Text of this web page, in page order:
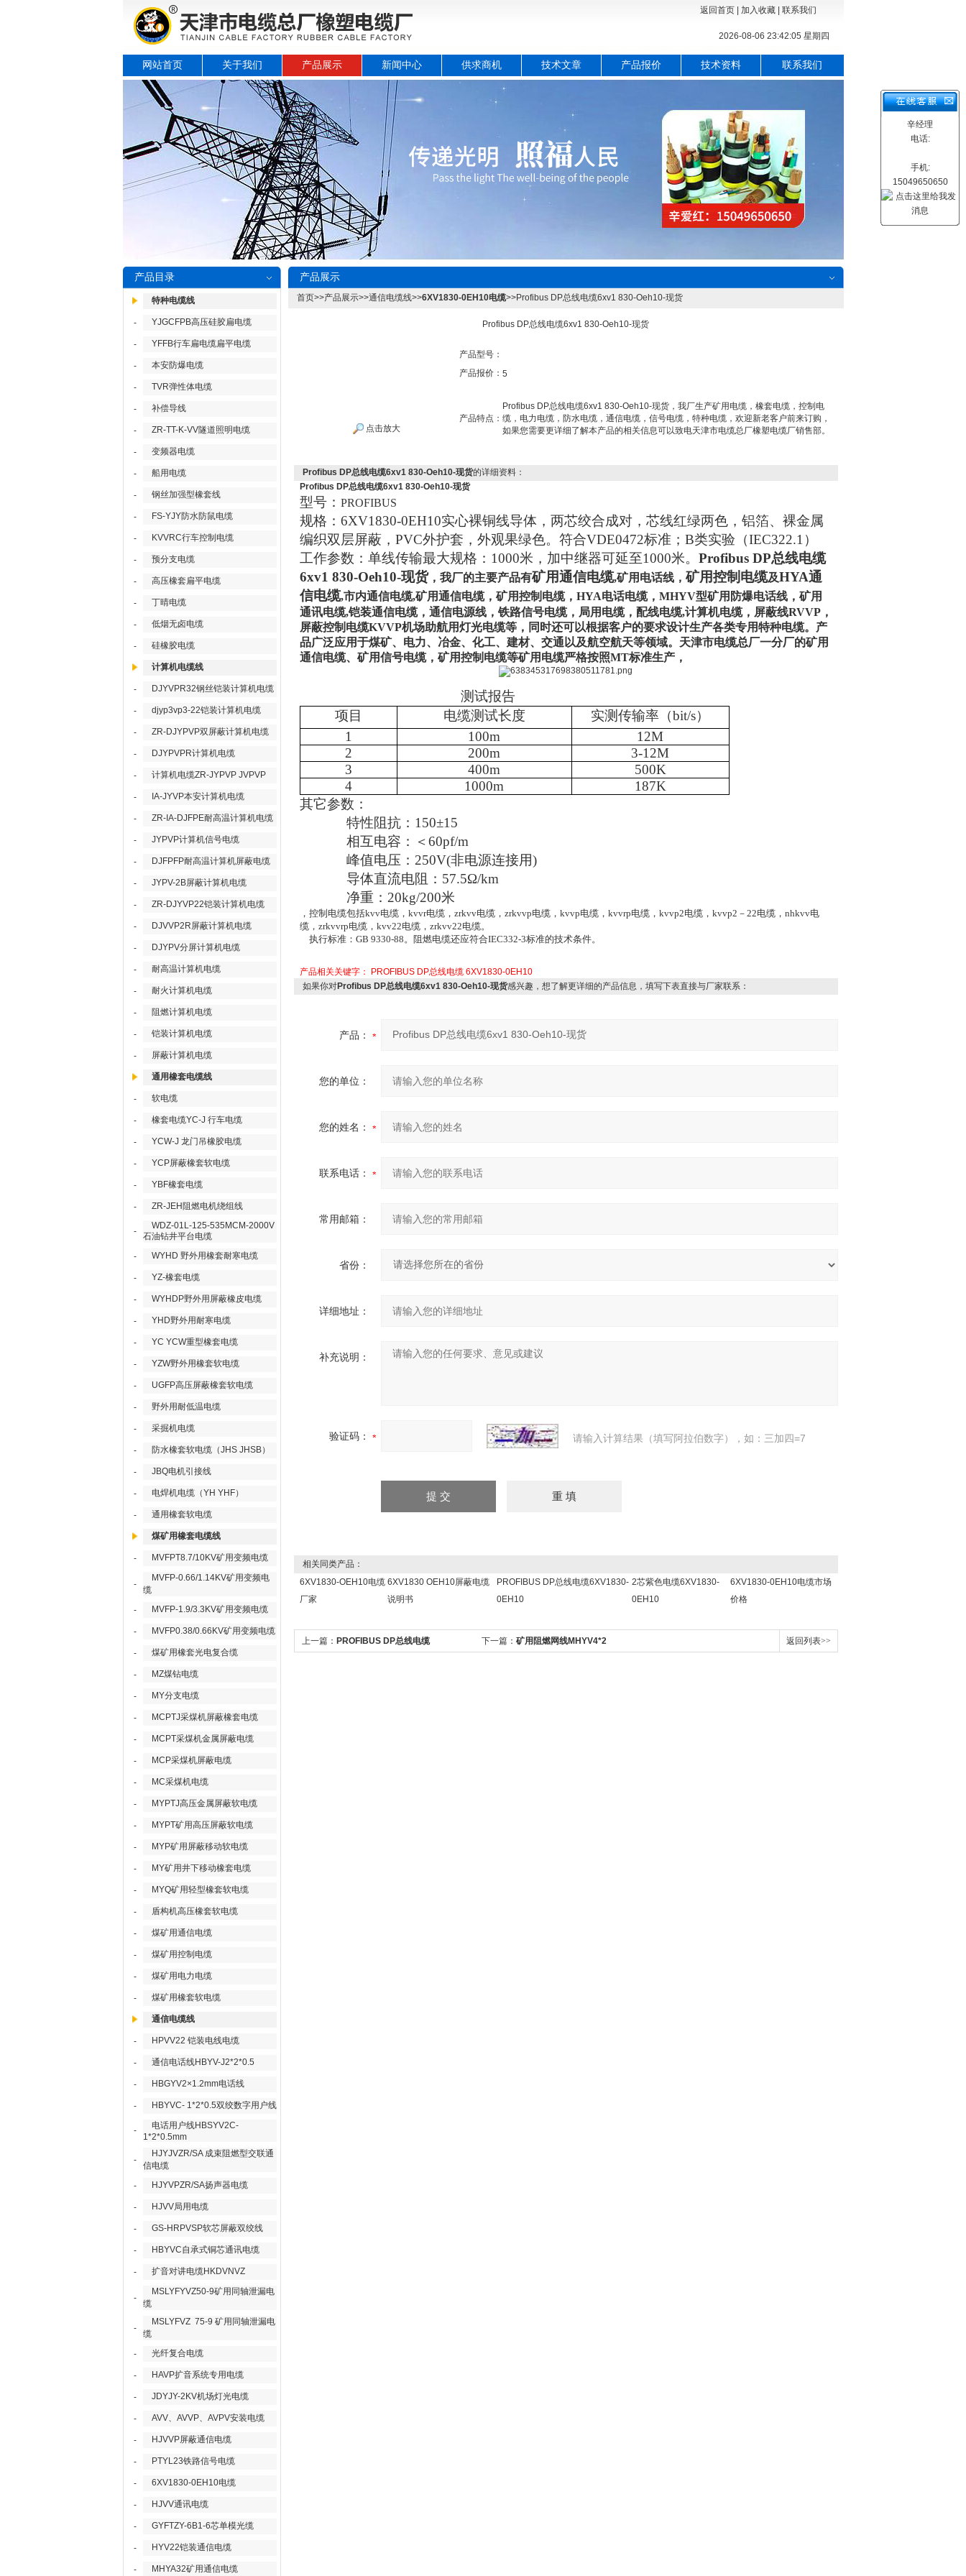
返回首页| 加入收藏| 联系我们
2026-08-06 23:42:06 星期四
网站首页 关于我们 产品展示 新闻中心 供求商机 技术文章 产品报价 技术资料 联系我们
产品目录
特种电缆线
- YJGCFPB高压硅胶扁电缆
- YFFB行车扁电缆扁平电缆
- 本安防爆电缆
- TVR弹性体电缆
- 补偿导线
- ZR-TT-K-VV隧道照明电缆
- 变频器电缆
- 船用电缆
- 钢丝加强型橡套线
- FS-YJY防水防鼠电缆
- KVVRC行车控制电缆
- 预分支电缆
- 高压橡套扁平电缆
- 丁晴电缆
- 低烟无卤电缆
- 硅橡胶电缆
计算机电缆线
- DJYVPR32钢丝铠装计算机电缆
- djyp3vp3-22铠装计算机电缆
- ZR-DJYPVP双屏蔽计算机电缆
- DJYPVPR计算机电缆
- 计算机电缆ZR-JYPVP JVPVP
- IA-JYVP本安计算机电缆
- ZR-IA-DJFPE耐高温计算机电缆
- JYPVP计算机信号电缆
- DJFPFP耐高温计算机屏蔽电缆
- JYPV-2B屏蔽计算机电缆
- ZR-DJYVP22铠装计算机电缆
- DJVVP2R屏蔽计算机电缆
- DJYPV分屏计算机电缆
- 耐高温计算机电缆
- 耐火计算机电缆
- 阻燃计算机电缆
- 铠装计算机电缆
- 屏蔽计算机电缆
通用橡套电缆线
- 软电缆
- 橡套电缆YC-J 行车电缆
- YCW-J 龙门吊橡胶电缆
- YCP屏蔽橡套软电缆
- YBF橡套电缆
- ZR-JEH阻燃电机绕组线
-
WDZ-01L-125-535MCM-2000V
石油钻井平台电缆
-
WYHD 野外用橡套耐寒电缆
- YZ-橡套电缆
- WYHDP野外用屏蔽橡皮电缆
- YHD野外用耐寒电缆
- YC YCW重型橡套电缆
- YZW野外用橡套软电缆
- UGFP高压屏蔽橡套软电缆
- 野外用耐低温电缆
- 采掘机电缆
- 防水橡套软电缆（JHS JHSB）
- JBQ电机引接线
- 电焊机电缆（YH YHF）
- 通用橡套软电缆
煤矿用橡套电缆线
- MVFPT8.7/10KV矿用变频电缆
-
MVFP-0.66/1.14KV矿用变频电
缆
-
MVFP-1.9/3.3KV矿用变频电缆
- MVFP0.38/0.66KV矿用变频电缆
- 煤矿用橡套光电复合缆
- MZ煤钻电缆
- MY分支电缆
- MCPTJ采煤机屏蔽橡套电缆
- MCPT采煤机金属屏蔽电缆
- MCP采煤机屏蔽电缆
- MC采煤机电缆
- MYPTJ高压金属屏蔽软电缆
- MYPT矿用高压屏蔽软电缆
- MYP矿用屏蔽移动软电缆
- MY矿用井下移动橡套电缆
- MYQ矿用轻型橡套软电缆
- 盾构机高压橡套软电缆
- 煤矿用通信电缆
- 煤矿用控制电缆
- 煤矿用电力电缆
- 煤矿用橡套软电缆
通信电缆线
- HPVV22 铠装电线电缆
- 通信电话线HBYV-J2*2*0.5
- HBGYV2×1.2mm电话线
- HBYVC- 1*2*0.5双绞数字用户线
-
电话用户线HBSYV2C-
1*2*0.5mm
-
HJYJVZR/SA 成束阻燃型交联通
信电缆
-
HJYVPZR/SA扬声器电缆
- HJVV局用电缆
- GS-HRPVSP软芯屏蔽双绞线
- HBYVC自承式铜芯通讯电缆
- 扩音对讲电缆HKDVNVZ
-
MSLYFYVZ50-9矿用同轴泄漏电
缆
-
MSLYFVZ 75-9 矿用同轴泄漏电
缆
-
光纤复合电缆
- HAVP扩音系统专用电缆
- JDYJY-2KV机场灯光电缆
- AVV、AVVP、AVPV安装电缆
- HJVVP屏蔽通信电缆
- PTYL23铁路信号电缆
- 6XV1830-0EH10电缆
- HJVV通讯电缆
- GYFTZY-6B1-6芯单模光缆
- HYV22铠装通信电缆
- MHYA32矿用通信电缆
产品展示
首页>>产品展示>>通信电缆线>>6XV1830-0EH10电缆>>Profibus DP总线电缆6xv1 830-Oeh10-现货
Profibus DP总线电缆6xv1 830-Oeh10-现货
点击放大
产品型号：
产品报价： 5
产品特点：
Profibus DP总线电缆6xv1 830-Oeh10-现货，我厂生产矿用电缆，橡套电缆，控制电
缆，电力电缆，防水电缆，通信电缆，信号电缆，特种电缆，欢迎新老客户前来订购，
如果您需要更详细了解本产品的相关信息可以致电天津市电缆总厂橡塑电缆厂销售部。
Profibus DP总线电缆6xv1 830-Oeh10-现货的详细资料：
Profibus DP总线电缆6xv1 830-Oeh10-现货
型号： PROFIBUS
规格： 6XV1830-0EH10实心裸铜线导体，两芯绞合成对，芯线红绿两色，铝箔、裸金属
编织双层屏蔽， PVC外护套，外观果绿色。符合VDE0472标准； B类实验（IEC322.1 ）
工作参数：单线传输最大规格： 1000米，加中继器可延至1000米。 Profibus DP总线电缆
6xv1 830-Oeh10-现货，我厂的主要产品有矿用通信电缆,矿用电话线，矿用控制电缆及HYA通
信电缆,市内通信电缆,矿用通信电缆，矿用控制电缆，HYA电话电缆，MHYV型矿用防爆电话线，矿用
通讯电缆,铠装通信电缆，通信电源线，铁路信号电缆，局用电缆，配线电缆,计算机电缆，屏蔽线RVVP，
屏蔽控制电缆KVVP机场助航用灯光电缆等，同时还可以根据客户的要求设计生产各类专用特种电缆。产
品广泛应用于煤矿、电力、冶金、化工、建材、交通以及航空航天等领域。天津市电缆总厂一分厂的矿用
通信电缆、矿用信号电缆，矿用控制电缆等矿用电缆严格按照MT标准生产，
测试报告
项目
电缆测试长度 实测传输率（bit/s）
1
100m
12M
2
200m
3-12M
3
400m
500K
4
1000m
187K
其它参数：
特性阻抗： 150±15
相互电容：＜ 60pf/m
峰值电压： 250V(非电源连接用)
导体直流电阻： 57.5Ω/km
净重： 20kg/200米
， 控制电缆包括kvv电缆， kvvr电缆， zrkvv电缆， zrkvvp电缆， kvvp电缆， kvvrp电缆， kvvp2电缆， kvvp2 － 22电缆， nhkvv电
缆， zrkvvrp电缆， kvv22电缆， zrkvv22电缆。
执行标准： GB 9330-88。阻燃电缆还应符合IEC332-3标准的技术条件。
产品相关关键字： PROFIBUS DP总线电缆 6XV1830-0EH10
如果你对Profibus DP总线电缆6xv1 830-Oeh10-现货感兴趣，想了解更详细的产品信息，填写下表直接与厂家联系：
产品：
您的单位：
您的姓名：
联系电话：
常用邮箱：
省份：
详细地址：
补充说明：
验证码： 请输入计算结果（填写阿拉伯数字），如：三加四=7
相关同类产品：
6XV1830-OEH10电缆
厂家
6XV1830 OEH10屏蔽电缆
说明书
PROFIBUS DP总线电缆6XV1830-
0EH10
2芯紫色电缆6XV1830-
0EH10
6XV1830-0EH10电缆市场
价格
上一篇： PROFIBUS DP总线电缆 下一篇： 矿用阻燃网线MHYV4*2 返回列表>>
辛经理
电话:
手机:
15049650650